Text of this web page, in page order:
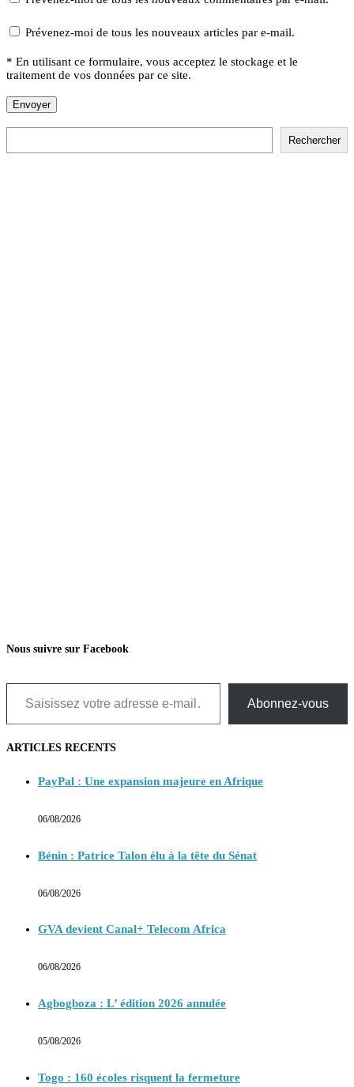
Prévenez-moi de tous les nouveaux articles par e-mail.
* En utilisant ce formulaire, vous acceptez le stockage et le
traitement de vos données par ce site.
Rechercher
Nous suivre sur Facebook
Saisissez votre adresse e-mail…
Abonnez-vous
ARTICLES RECENTS
PayPal : Une expansion majeure en Afrique
06/08/2026
Bénin : Patrice Talon élu à la tête du Sénat
06/08/2026
GVA devient Canal+ Telecom Africa
06/08/2026
Agbogboza : L’ édition 2026 annulée
05/08/2026
Togo : 160 écoles risquent la fermeture